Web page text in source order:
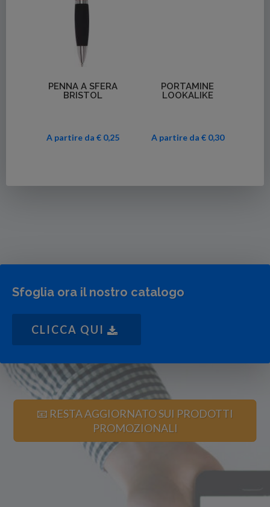
Dettagli
PENNA A SFERA
BRISTOL
A partire da € 0,25
Dettagli
PORTAMINE
LOOKALIKE
A partire da € 0,30
Sfoglia ora il nostro catalogo
CLICCA QUI
📧 RESTA AGGIORNATO SUI PRODOTTI
PROMOZIONALI